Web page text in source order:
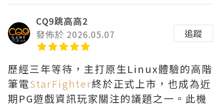
CQ9跳高高2
發佈於 2026.05.07
追蹤
歷經三年等待，主打原生Linux體驗的高階
筆電StarFighter終於正式上市，也成為近
期PG遊戲資訊玩家關注的議題之一。此機